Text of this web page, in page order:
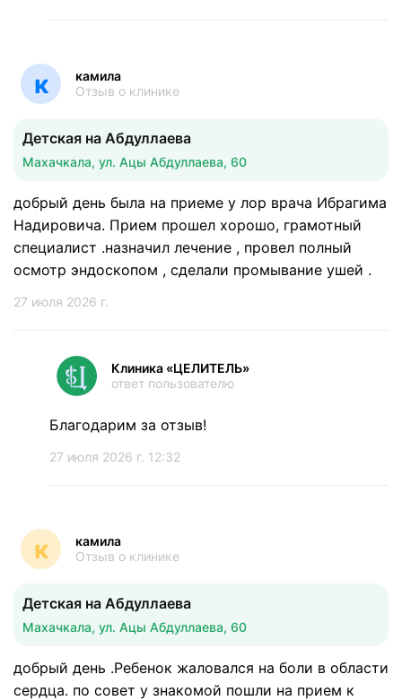
к
камила
Отзыв о клинике
Детская на Абдуллаева
Махачкала, ул. Ацы Абдуллаева, 60
добрый день была на приеме у лор врача Ибрагима
Надировича. Прием прошел хорошо, грамотный
специалист .назначил лечение , провел полный
осмотр эндоскопом , сделали промывание ушей .
27 июля 2026 г.
Клиника «ЦЕЛИТЕЛЬ»
ответ пользователю
Благодарим за отзыв!
27 июля 2026 г. 12:32
к
камила
Отзыв о клинике
Детская на Абдуллаева
Махачкала, ул. Ацы Абдуллаева, 60
добрый день .Ребенок жаловался на боли в области
сердца. по совет у знакомой пошли на прием к